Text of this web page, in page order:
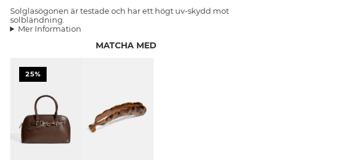
Solglasögonen är testade och har ett högt uv-skydd mot
solbländning.
Mer Information
MATCHA MED
25%